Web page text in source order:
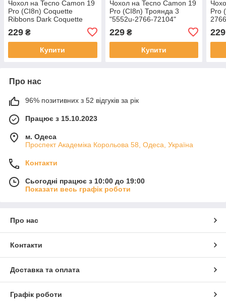
Чохол на Tecno Camon 19
Pro (CI8n) Coquette
Ribbons Dark Coquette
229 ₴
Купити
Чохол на Tecno Camon 19
Pro (CI8n) Троянда 3
"5552u-2766-72104"
229₴
Купити
Pro
229
Про нас
96% позитивних з 52 відгуків за рік
Працює з 15.10.2023
м. Одеса
Проспект Академіка Корольова 58, Одеса, Україна
Контакти
Сьогодні працює з 10:00 до 19:00
Показати весь графік роботи
Про нас
Контакти
Доставка та оплата
Графік роботи